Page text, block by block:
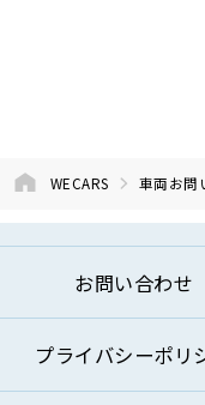
④商品およ
⑤お問い合
⑦本基本方針
て提供する
⑧その他自動
関連するサ
WECARS 車両お問
お問い合わせ
プライバシーポリ